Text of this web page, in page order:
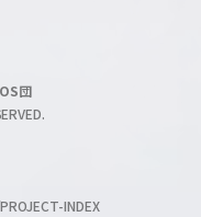
団
INDEX